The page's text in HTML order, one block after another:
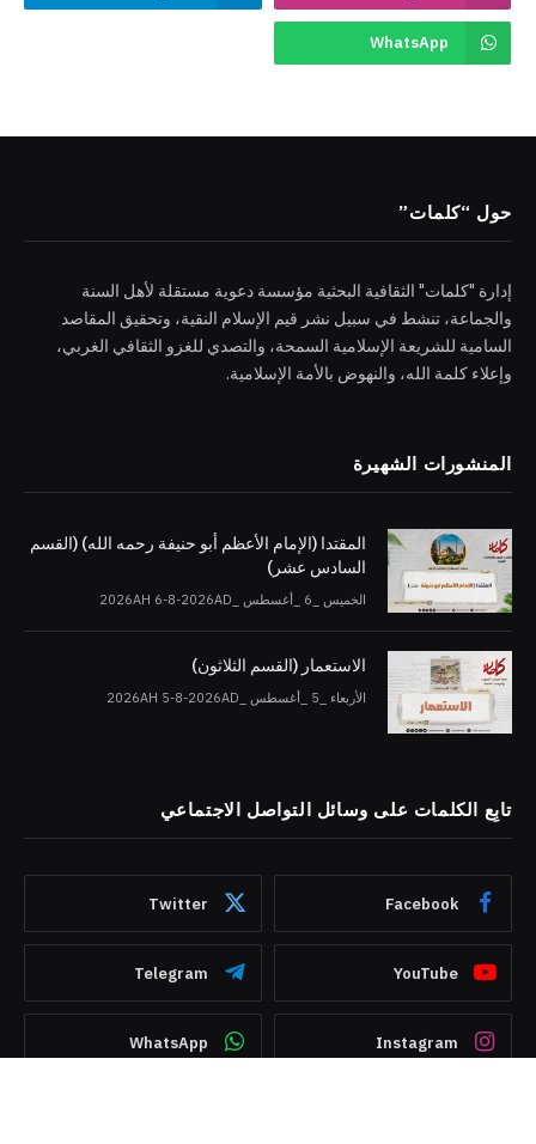
WhatsApp
حول “كلمات”
إدارة "كلمات" الثقافية البحثية مؤسسة دعوية مستقلة لأهل السنة
والجماعة، تنشط في سبيل نشر قيم الإسلام النقية، وتحقيق المقاصد
السامية للشريعة الإسلامية السمحة، والتصدي للغزو الثقافي الغربي،
وإعلاء كلمة الله، والنهوض بالأمة الإسلامية.
المنشورات الشهيرة
المقتدا (الإمام الأعظم أبو حنيفة رحمه الله) (القسم
السادس عشر)
الخميس _6 _أغسطس _2026AH 6-8-2026AD
الاستعمار (القسم الثلاثون)
الأربعاء _5 _أغسطس _2026AH 5-8-2026AD
تابِع الكلمات على وسائل التواصل الاجتماعي
Facebook
Twitter
YouTube
Telegram
Instagram
WhatsApp